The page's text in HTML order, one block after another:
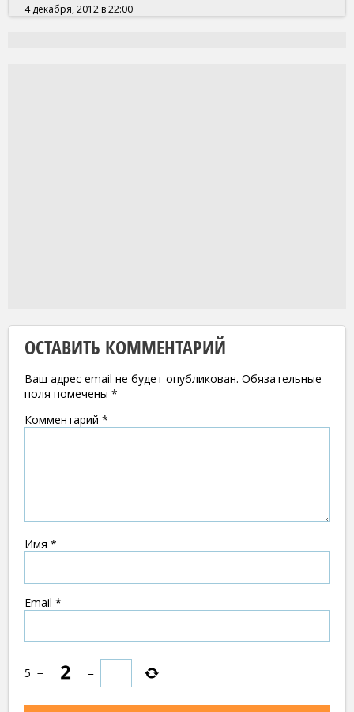
4 декабря, 2012 в 22:00
ОСТАВИТЬ КОММЕНТАРИЙ
Ваш адрес email не будет опубликован. Обязательные
поля помечены *
Комментарий *
Имя *
Email *
5 − =